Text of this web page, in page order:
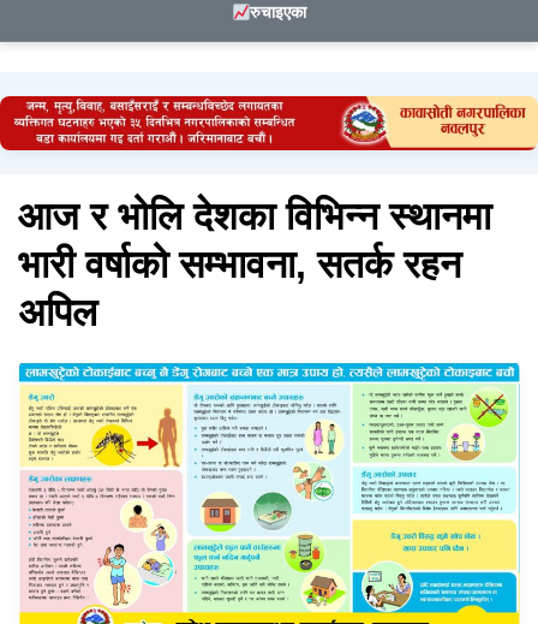
रुचाइएका
आज र भोलि देशका विभिन्न स्थानमा
भारी वर्षाको सम्भावना, सतर्क रहन
अपिल